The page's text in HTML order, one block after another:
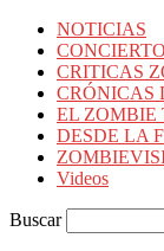
NOTICIAS
CRITICAS
CRÓNICAS
EL ZOMBIE
DESDE LA
Videos
Buscar